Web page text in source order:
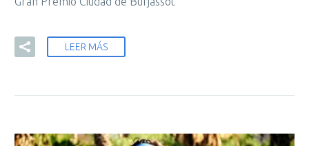
LEER MÁS